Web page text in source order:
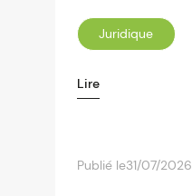
Juridique
Lire
Publié le31/07/2026